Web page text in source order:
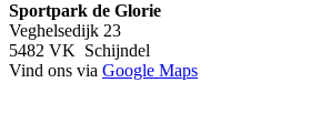
Sportpark de Glorie
Veghelsedijk 23
5482 VK Schijndel
Vind ons viaGoogle Maps